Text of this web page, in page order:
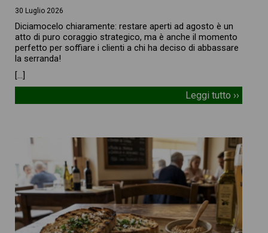
30 Luglio 2026
Diciamocelo chiaramente: restare aperti ad agosto è un
atto di puro coraggio strategico, ma è anche il momento
perfetto per soffiare i clienti a chi ha deciso di abbassare
la serranda!
[…]
Leggi tutto ››